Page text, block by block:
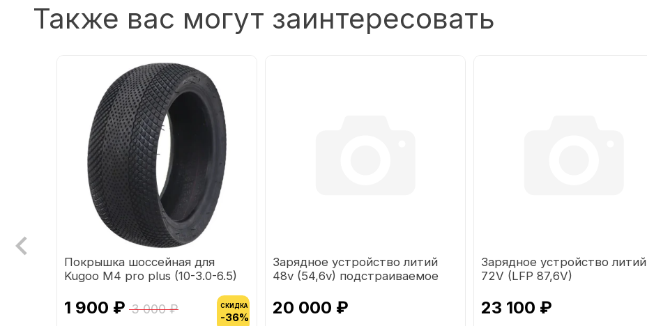
Также вас могут заинтересовать
Покрышка шоссейная для
Kugoo M4 pro plus (10-3.0-6.5)
1 900 ₽ 3 000 ₽ СКИДКА
-36%
Зарядное устройство литий
48v (54,6v) подстраиваемое
20 000 ₽
Зарядное устройство литий
72V (LFP 87,6V)
23 100 ₽